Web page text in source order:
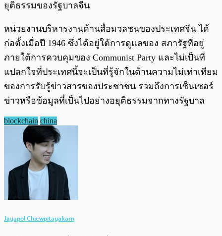
ยุติธรรมของรัฐบาลจีน
หน่วยงานบริหารงานด้านสื่อมวลชนของประเทศจีน ได้
ก่อตั้งเมื่อปี 1946 ซึ่งได้อยู่ใต้การดูแลของ สภารัฐที่อยู่
ภายใต้การควบคุมของ Communist Party และไม่เป็นที่
แปลกใจที่ประเทศนี้จะเป็นที่รู้จักในด้านความไม่เท่าเทียม
ของการรับรู้ข่าวสารของประชาชน รวมถึงการเซ็นเซอร์
ข่าวหรือข้อมูลที่เป็นไปอย่างอยุติธรรมจากทางรัฐบาล
blockchain china
Jayapol Chiewpitayakarn